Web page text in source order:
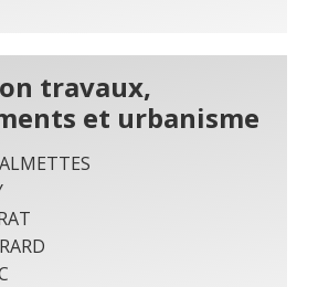
travaux,
et urbanisme